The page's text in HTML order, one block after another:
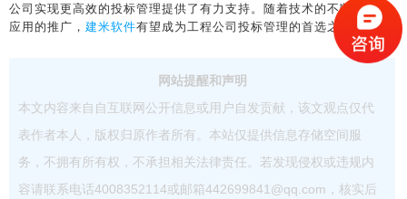
公司实现更高效的投标管理提供了有力支持。随着技术的不断发展和
应用的推广， 建米软件有望成为工程公司投标管理的首选之一。
网站提醒和声明
本文内容来自自互联网公开信息或用户自发贡献，该文观点仅代
表作者本人，版权归原作者所有。本站仅提供信息存储空间服
务，不拥有所有权，不承担相关法律责任。若发现侵权或违规内
容请联系电话4008352114或邮箱442699841@qq.com，核实后